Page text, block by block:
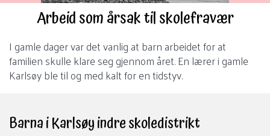
Arbeid som årsak til skolefravær
I gamle dager var det vanlig at barn arbeidet for at
familien skulle klare seg gjennom året. En lærer i gamle
Karlsøy ble til og med kalt for en tidstyv.
Barna i Karlsøy indre skoledistrikt